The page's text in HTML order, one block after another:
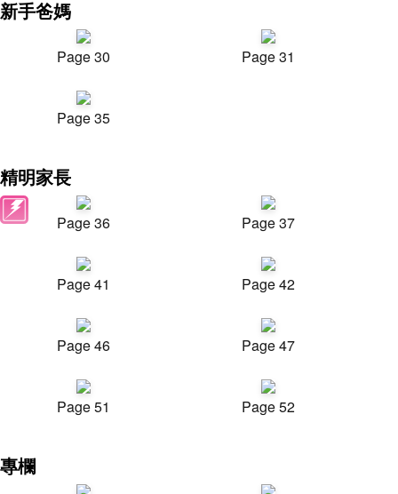
新手爸媽
Page 30 Page 31
Page 35
精明家長
Page 36 Page 37
Page 41 Page 42
Page 46 Page 47
Page 51 Page 52
專欄